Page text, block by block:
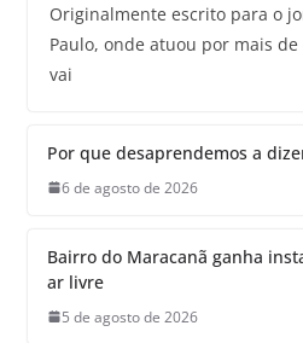
Originalmente escrito para o
Paulo, onde atuou por mais
vai
Por que desaprendemos a
6 de agosto de 2026
Bairro do Maracanã ganha
ar livre
5 de agosto de 2026